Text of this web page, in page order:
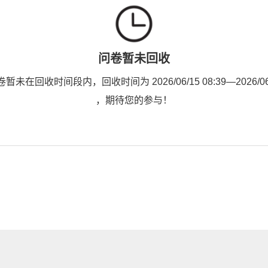
问卷暂未回收
暂未在回收时间段内，回收时间为 2026/06/15 08:39—2026/
，期待您的参与！